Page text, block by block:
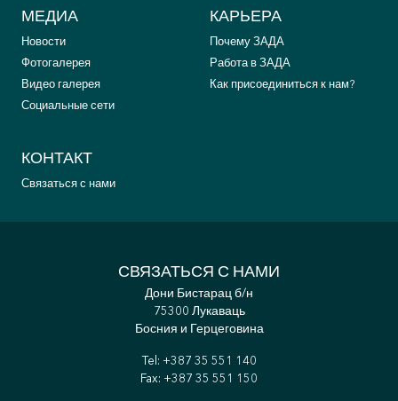
МЕДИА
Новости
Фотогалерея
Видео галерея
Социальные сети
КАРЬЕРА
Почему ЗАДА
Работа в ЗАДА
Как присоединиться к нам?
КОНТАКТ
Связаться с нами
СВЯЗАТЬСЯ С НАМИ
Дони Бистарац б/н
75300 Лукаваць
Босния и Герцеговина
Tel: +387 35 551 140
Fax: +387 35 551 150